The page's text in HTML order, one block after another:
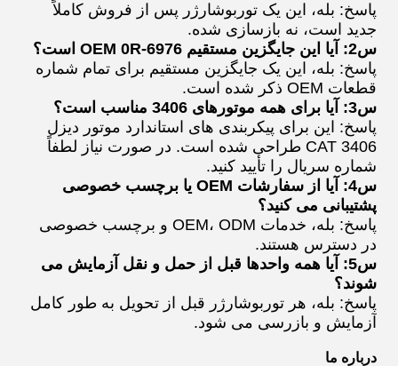
پاسخ: بله، این یک توربوشارژر پس از فروش کاملاً
جدید است، نه بازسازی شده.
س2: آیا این جایگزین مستقیم OEM 0R-6976 است؟
پاسخ: بله، این یک جایگزین مستقیم برای تمام شماره
قطعات OEM ذکر شده است.
س3: آیا برای همه موتورهای 3406 مناسب است؟
پاسخ: این برای پیکربندی های استاندارد موتور دیزل
CAT 3406 طراحی شده است. در صورت نیاز لطفاً
شماره سریال را تأیید کنید.
س4: آیا از سفارشات OEM یا برچسب خصوصی
پشتیبانی می کنید؟
پاسخ: بله، خدمات OEM، ODM و برچسب خصوصی
در دسترس هستند.
س5: آیا همه واحدها قبل از حمل و نقل آزمایش می
شوند؟
پاسخ: بله، هر توربوشارژر قبل از تحویل به طور کامل
آزمایش و بازرسی می شود.
درباره ما